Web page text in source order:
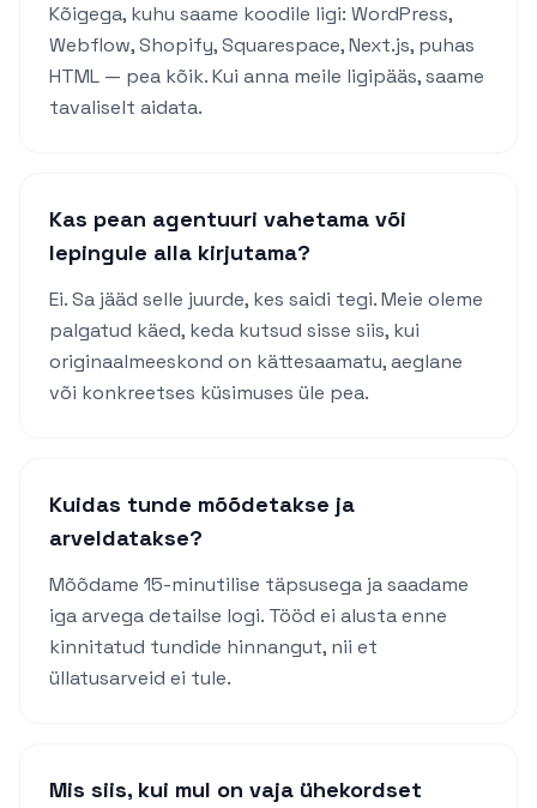
Kõigega, kuhu saame koodile ligi: WordPress,
Webflow, Shopify, Squarespace, Next.js, puhas
HTML — pea kõik. Kui anna meile ligipääs, saame
tavaliselt aidata.
Kas pean agentuuri vahetama või
lepingule alla kirjutama?
Ei. Sa jääd selle juurde, kes saidi tegi. Meie oleme
palgatud käed, keda kutsud sisse siis, kui
originaalmeeskond on kättesaamatu, aeglane
või konkreetses küsimuses üle pea.
Kuidas tunde mõõdetakse ja
arveldatakse?
Mõõdame 15-minutilise täpsusega ja saadame
iga arvega detailse logi. Tööd ei alusta enne
kinnitatud tundide hinnangut, nii et
üllatusarveid ei tule.
Mis siis, kui mul on vaja ühekordset